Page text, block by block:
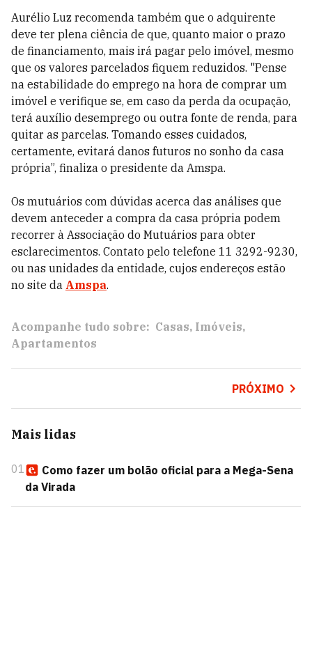
Aurélio Luz recomenda também que o adquirente
deve ter plena ciência de que, quanto maior o prazo
de financiamento, mais irá pagar pelo imóvel, mesmo
que os valores parcelados fiquem reduzidos. "Pense
na estabilidade do emprego na hora de comprar um
imóvel e verifique se, em caso da perda da ocupação,
terá auxílio desemprego ou outra fonte de renda, para
quitar as parcelas. Tomando esses cuidados,
certamente, evitará danos futuros no sonho da casa
própria”, finaliza o presidente da Amspa.
Os mutuários com dúvidas acerca das análises que
devem anteceder a compra da casa própria podem
recorrer à Associação do Mutuários para obter
esclarecimentos. Contato pelo telefone 11 3292-9230,
ou nas unidades da entidade, cujos endereços estão
no site da Amspa.
Acompanhe tudo sobre: Casas Imóveis
Apartamentos
PRÓXIMO
Mais lidas
01
Como fazer um bolão oficial para a Mega-Sena
da Virada